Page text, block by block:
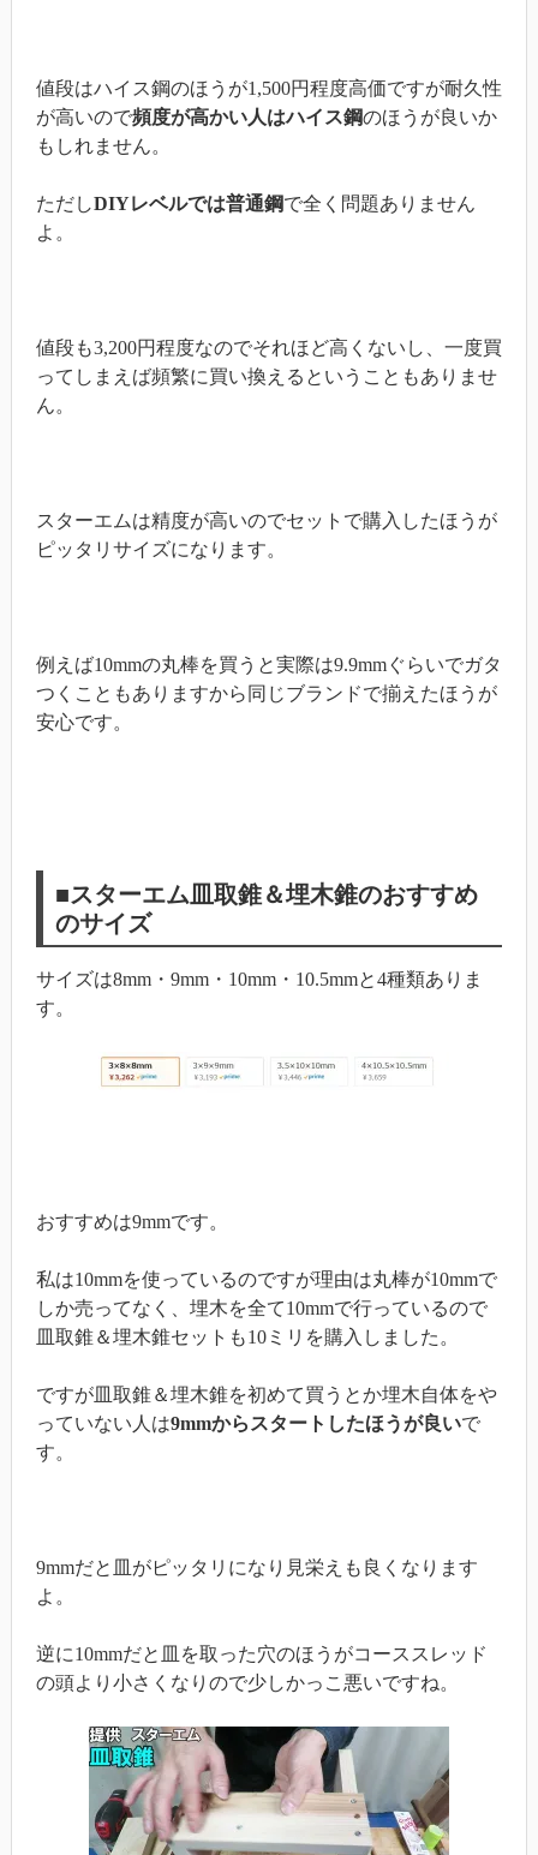
値段はハイス鋼のほうが1,500円程度高価ですが耐久性
が高いので頻度が高かい人はハイス鋼のほうが良いか
もしれません。
ただしDIYレベルでは普通鋼で全く問題ありません
よ。
値段も3,200円程度なのでそれほど高くないし、一度買
ってしまえば頻繁に買い換えるということもありませ
ん。
スターエムは精度が高いのでセットで購入したほうが
ピッタリサイズになります。
例えば10mmの丸棒を買うと実際は9.9mmぐらいでガタ
つくこともありますから同じブランドで揃えたほうが
安心です。
■スターエム皿取錐＆埋木錐のおすすめ
のサイズ
サイズは8mm・9mm・10mm・10.5mmと4種類ありま
す。
おすすめは9mmです。
私は10mmを使っているのですが理由は丸棒が10mmで
しか売ってなく、埋木を全て10mmで行っているので
皿取錐＆埋木錐セットも10ミリを購入しました。
ですが皿取錐＆埋木錐を初めて買うとか埋木自体をや
っていない人は9mmからスタートしたほうが良いで
す。
9mmだと皿がピッタリになり見栄えも良くなります
よ。
逆に10mmだと皿を取った穴のほうがコーススレッド
の頭より小さくなりので少しかっこ悪いですね。